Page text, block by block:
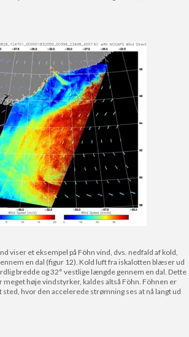
viser et eksempel på Föhn vind, dvs. nedfald af kold,
en dal (figur 12). Kold luft fra iskalotten blæser ud
bredde og 32° vestlige længde gennem en dal. Dette
høje vindstyrker, kaldes altså Föhn. Föhnen er
sted, hvor den accelerede strømning ses at nå langt ud